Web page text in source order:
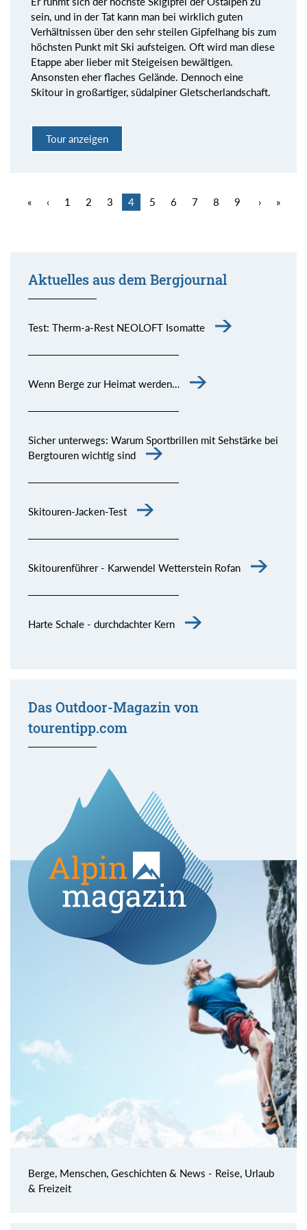
sein, und in der Tat kann man bei wirklich guten
Verhältnissen über den sehr steilen Gipfelhang bis zum
höchsten Punkt mit Ski aufsteigen. Oft wird man diese
Etappe aber lieber mit Steigeisen bewältigen.
Ansonsten eher flaches Gelände. Dennoch eine
Skitour in großartiger, südalpiner Gletscherlandschaft.
Tour anzeigen
« ‹ 1 2 3 4 5 6 7 8 9 › »
Aktuelles aus dem Bergjournal
Test: Therm-a-Rest NEOLOFT Isomatte
Wenn Berge zur Heimat werden…
Sicher unterwegs: Warum Sportbrillen mit Sehstärke bei
Bergtouren wichtig sind
Skitouren-Jacken-Test
Skitourenführer - Karwendel Wetterstein Rofan
Harte Schale - durchdachter Kern
Das Outdoor-Magazin von
tourentipp.com
Berge, Menschen, Geschichten & News - Reise, Urlaub
& Freizeit